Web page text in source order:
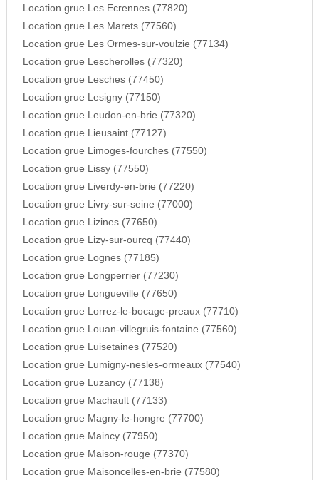
Location grue Les Ecrennes (77820)
Location grue Les Marets (77560)
Location grue Les Ormes-sur-voulzie (77134)
Location grue Lescherolles (77320)
Location grue Lesches (77450)
Location grue Lesigny (77150)
Location grue Leudon-en-brie (77320)
Location grue Lieusaint (77127)
Location grue Limoges-fourches (77550)
Location grue Lissy (77550)
Location grue Liverdy-en-brie (77220)
Location grue Livry-sur-seine (77000)
Location grue Lizines (77650)
Location grue Lizy-sur-ourcq (77440)
Location grue Lognes (77185)
Location grue Longperrier (77230)
Location grue Longueville (77650)
Location grue Lorrez-le-bocage-preaux (77710)
Location grue Louan-villegruis-fontaine (77560)
Location grue Luisetaines (77520)
Location grue Lumigny-nesles-ormeaux (77540)
Location grue Luzancy (77138)
Location grue Machault (77133)
Location grue Magny-le-hongre (77700)
Location grue Maincy (77950)
Location grue Maison-rouge (77370)
Location grue Maisoncelles-en-brie (77580)